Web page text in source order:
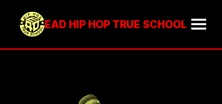
EAD HIP HOP TRUE SCHOOL